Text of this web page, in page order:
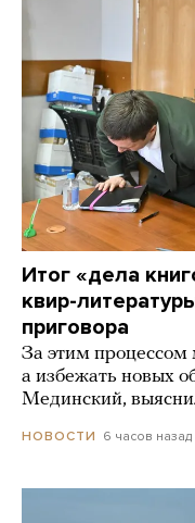
Итог «дела
квир-
приговора
За этим процессом
а избежать новых
Мединский,
НОВОСТИ 6 часов назад